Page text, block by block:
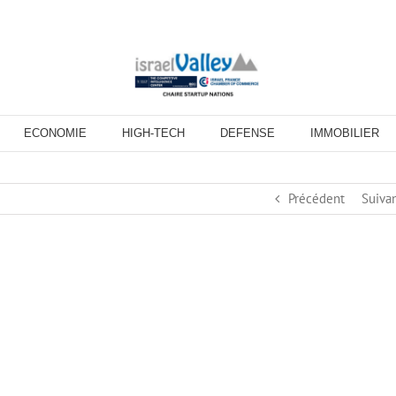
ECONOMIE HIGH-TECH DEFENSE IMMOBILIER
Précédent